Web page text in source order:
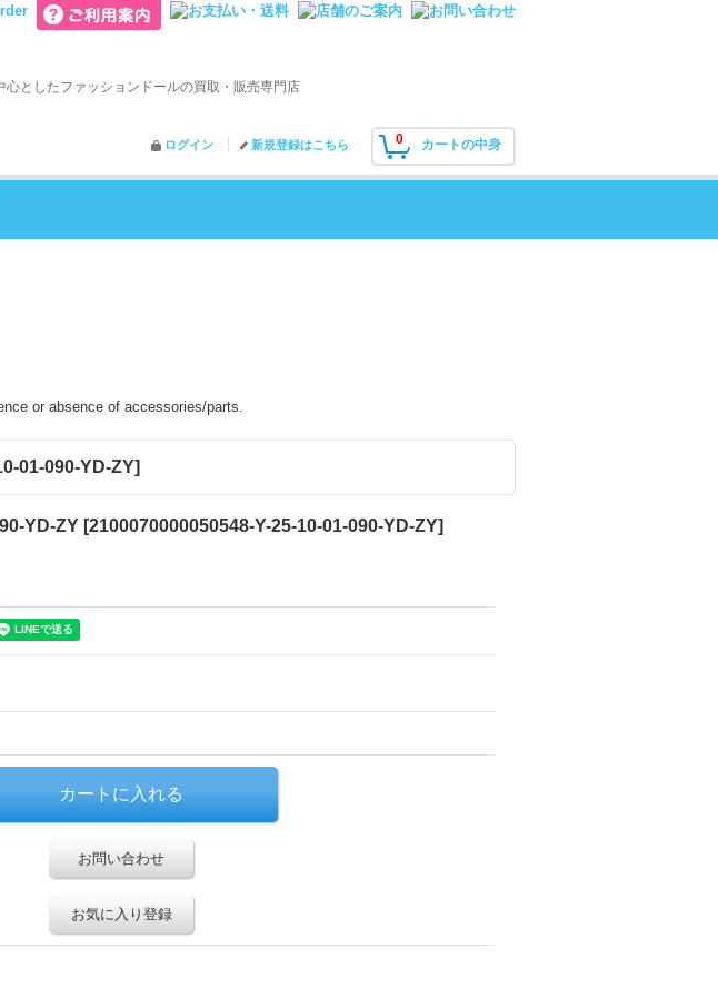
としたファッションドールの買取・販売専門店
0 カートの中身
ログイン 新規登録はこちら
or absence of accessories/parts.
01-090-YD-ZY]
YD-ZY [2100070000050548-Y-25-10-01-090-YD-ZY]
お問い合わせ
お気に入り登録